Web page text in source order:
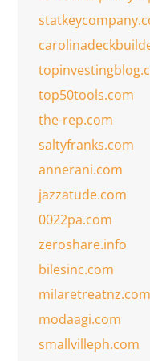
top50tools.com
the-rep.com
saltyfranks.com
annerani.com
jazzatude.com
0022pa.com
zeroshare.info
bilesinc.com
milaretreatnz.com
modaagi.com
smallvilleph.com